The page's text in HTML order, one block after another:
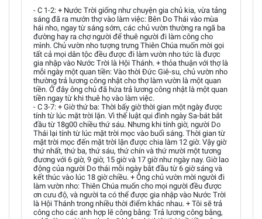
- C 1-2: + Nước Trời giống như chuyện gia chủ kia, vừa tảng
sáng đã ra mướn thợ vào làm việc: Bên Do Thái vào mùa
hái nho, ngay từ sáng sớm, các chủ vườn thường ra ngã ba
đường hay ra chợ người để thuê người đi làm công cho
mình. Chủ vườn nho tượng trưng Thiên Chúa muốn mời gọi
tất cả mọi dân tộc đều được đi làm vườn nho tức là được
gia nhập vào Nước Trời là Hội Thánh. + thỏa thuận với thợ là
mỗi ngày một quan tiền: Vào thời Đức Giê-su, chủ vườn nho
thường trả lương công nhật cho thợ làm vườn là một quan
tiền. Ở đây ông chủ đã hứa trả lương công nhật là một quan
tiền ngay từ khi thuê họ vào làm việc.
- C 3-7: + Giờ thứ ba: Thời bấy giờ thời gian một ngày được
tính từ lúc mặt trời lặn. Vì thế luật qui đình ngày Sa-bát bắt
đầu từ 18g00 chiều thứ sáu. Nhưng khi tính giờ, người Do
Thái lại tính từ lúc mặt trời mọc vào buổi sáng. Thời gian từ
mặt trời mọc đến mặt trời lặn được chia làm 12 giờ. Vậy giờ
thứ nhất, thứ ba, thứ sáu, thứ chín và thứ mười một tương
đương với 6 giờ, 9 giờ, 15 giờ và 17 giờ như ngày nay. Giờ lao
động của người Do thái mỗi ngày bắt đầu từ 6 giờ sáng và
kết thúc vào lúc 18 giờ chiều. + Ông chủ vườn mời người đi
làm vườn nho: Thiên Chúa muốn cho mọi người đều được
ơn cưu độ, và người ta có thể được gia nhập vào Nước Trời
là Hội Thánh trong nhiều thời điểm khác nhau. + Tôi sẽ trả
công cho các anh hợp lẽ công bằng: Trả lương công bằng,